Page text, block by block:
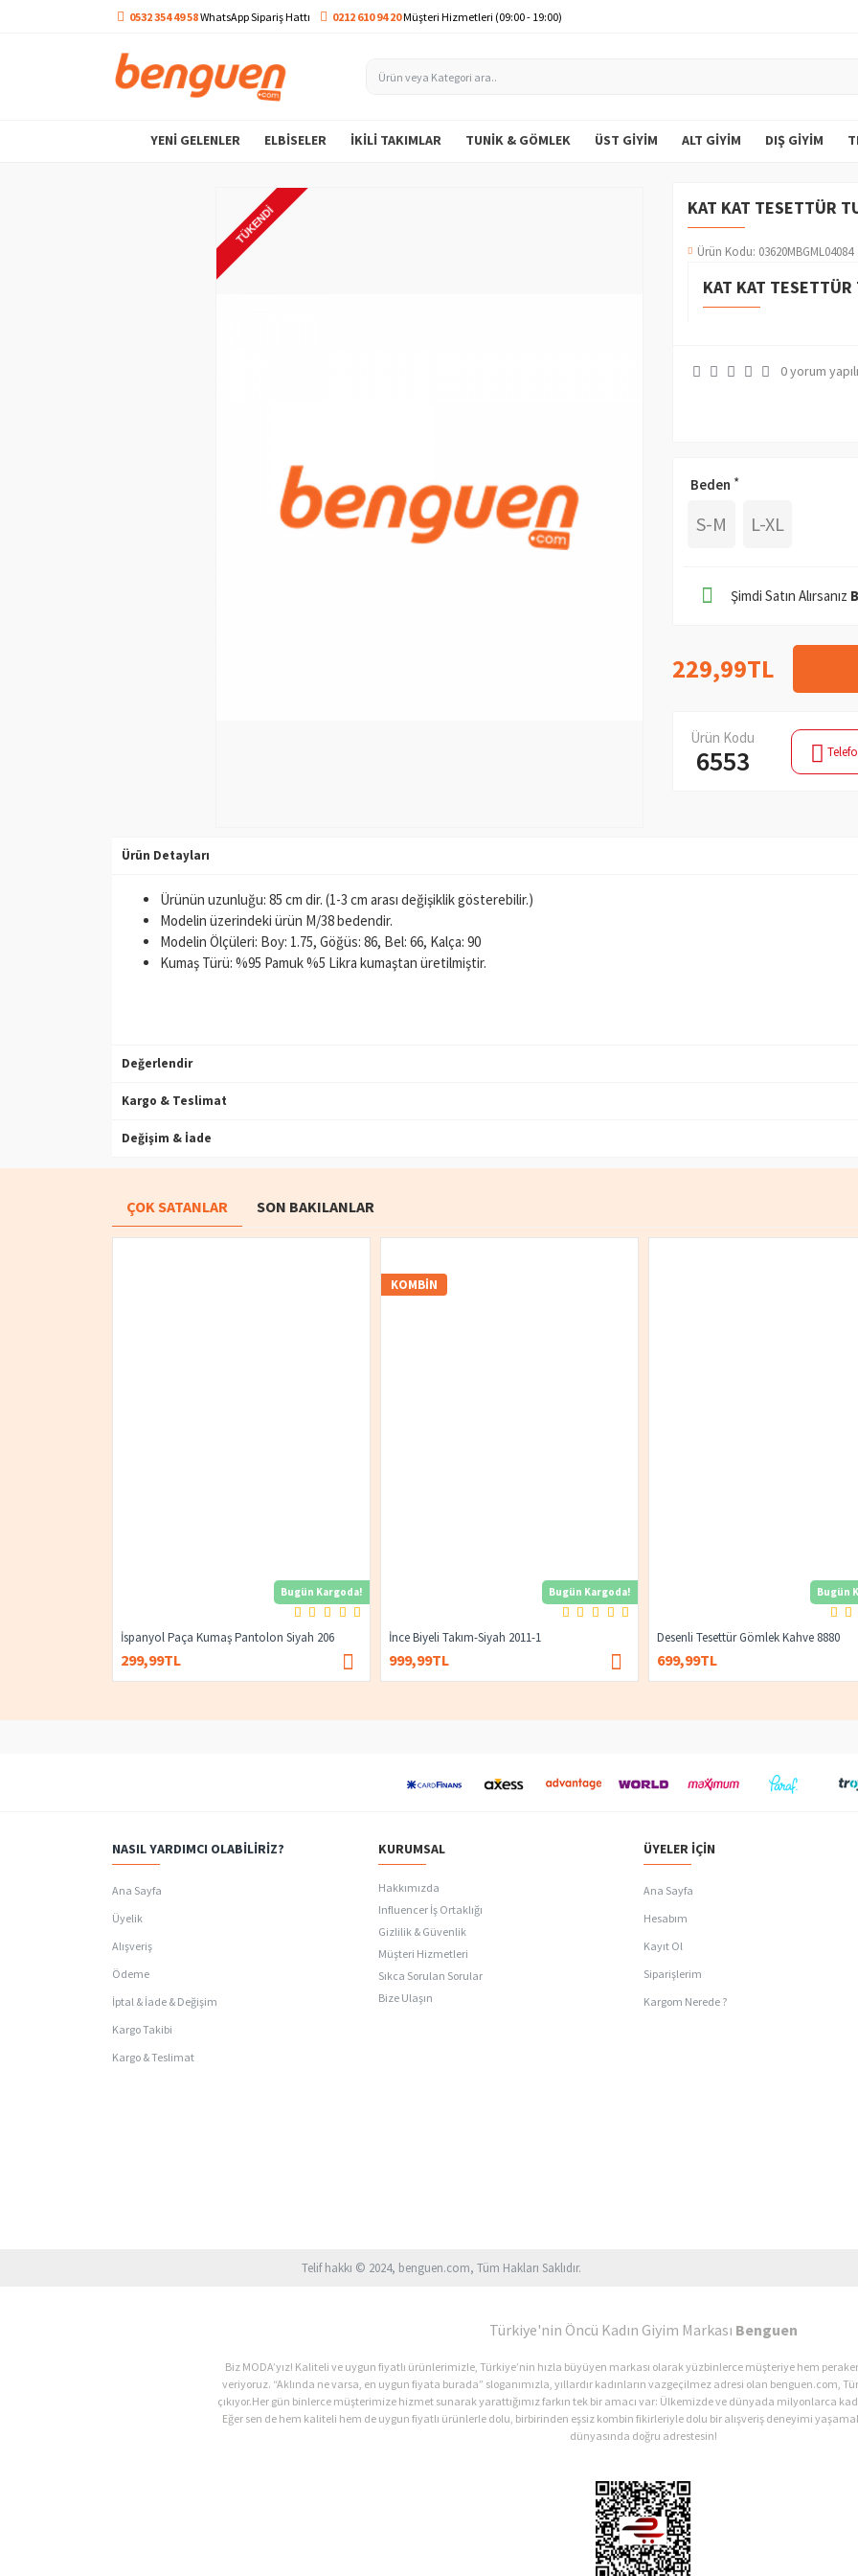
0532 354 49 58WhatsApp Sipariş Hattı 0212 610 94 20Müşteri Hizmetleri (09:00 - 19:00)
YENI GELENLER ELBISELER İKILI TAKIMLAR TUNIK & GÖMLEK ÜST GIYIM ALT GIYIM DIŞ GIYIM
TÜKENDI KAT KAT TESETTÜR
KAT KAT
Ürün Kodu: 03620MBGML04084
0 yorum
Beden
S-M L-XL
229,99TL
Şimdi Satın Alırsanız
Ürün Kodu
6553
Ürün Detayları
Ürünün uzunluğu: 85 cm dir. (1-3 cm arası değişiklik gösterebilir.)
Modelin üzerindeki ürün M/38 bedendir.
Modelin Ölçüleri: Boy: 1.75, Göğüs: 86, Bel: 66, Kalça: 90
Kumaş Türü: %95 Pamuk %5 Likra kumaştan üretilmiştir.
Değerlendir
Kargo & Teslimat
Değişim & İade
ÇOK SATANLAR SON BAKILANLAR
Bugün Kargoda!
İspanyol Paça Kumaş Pantolon Siyah 206
299,99TL
Bugün Kargoda!
KOMBIN
İnce Biyeli Takım-Siyah 2011-1
999,99TL
Bugün
Desenli Tesettür Gömlek Kahve 8880
699,99TL
NASIL YARDIMCI OLABILIRIZ?
Ana Sayfa
Üyelik
Alışveriş
Ödeme
İptal & İade & Değişim
Kargo Takibi
Kargo & Teslimat
KURUMSAL
Hakkımızda
Influencer İş Ortaklığı
Gizlilik & Güvenlik
Müşteri Hizmetleri
Sıkca Sorulan Sorular
Bize Ulaşın
ÜYELER İÇIN
Ana Sayfa
Hesabım
Kayıt Ol
Siparişlerim
Kargom Nerede ?
Telif hakkı © 2024, benguen.com, Tüm Hakları Saklıdır.
Türkiye'nin Öncü Kadın Giyim Markası Benguen
Biz MODA’yız! Kaliteli ve uygun fiyatlı ürünlerimizle, Türkiye’nin hızla büyüyen markası olarak yüzbinlerce müşteriye hem
veriyoruz. “Aklında ne varsa, en uygun fiyata burada” sloganımızla, yıllardır kadınların vazgeçilmez adresi olan benguen.com,
çıkıyor.Her gün binlerce müşterimize hizmet sunarak yarattığımız farkın tek bir amacı var: Ülkemizde ve dünyada milyonlarca
Eğer sen de hem kaliteli hem de uygun fiyatlı ürünlerle dolu, birbirinden eşsiz kombin fikirleriyle dolu bir alışveriş deneyimi
dünyasında doğru adrestesin!